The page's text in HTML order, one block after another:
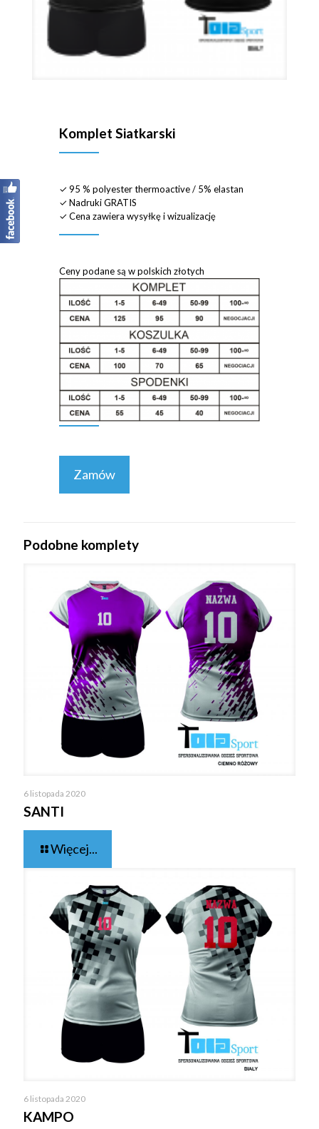
Komplet Siatkarski
✓ 95 % polyester thermoactive / 5% elastan
✓ Nadruki GRATIS
✓ Cena zawiera wysyłkę i wizualizację
Ceny podane są w polskich złotych
Zamów
Podobne komplety
6 listopada 2020
SANTI
Więcej...
6 listopada 2020
KAMPO